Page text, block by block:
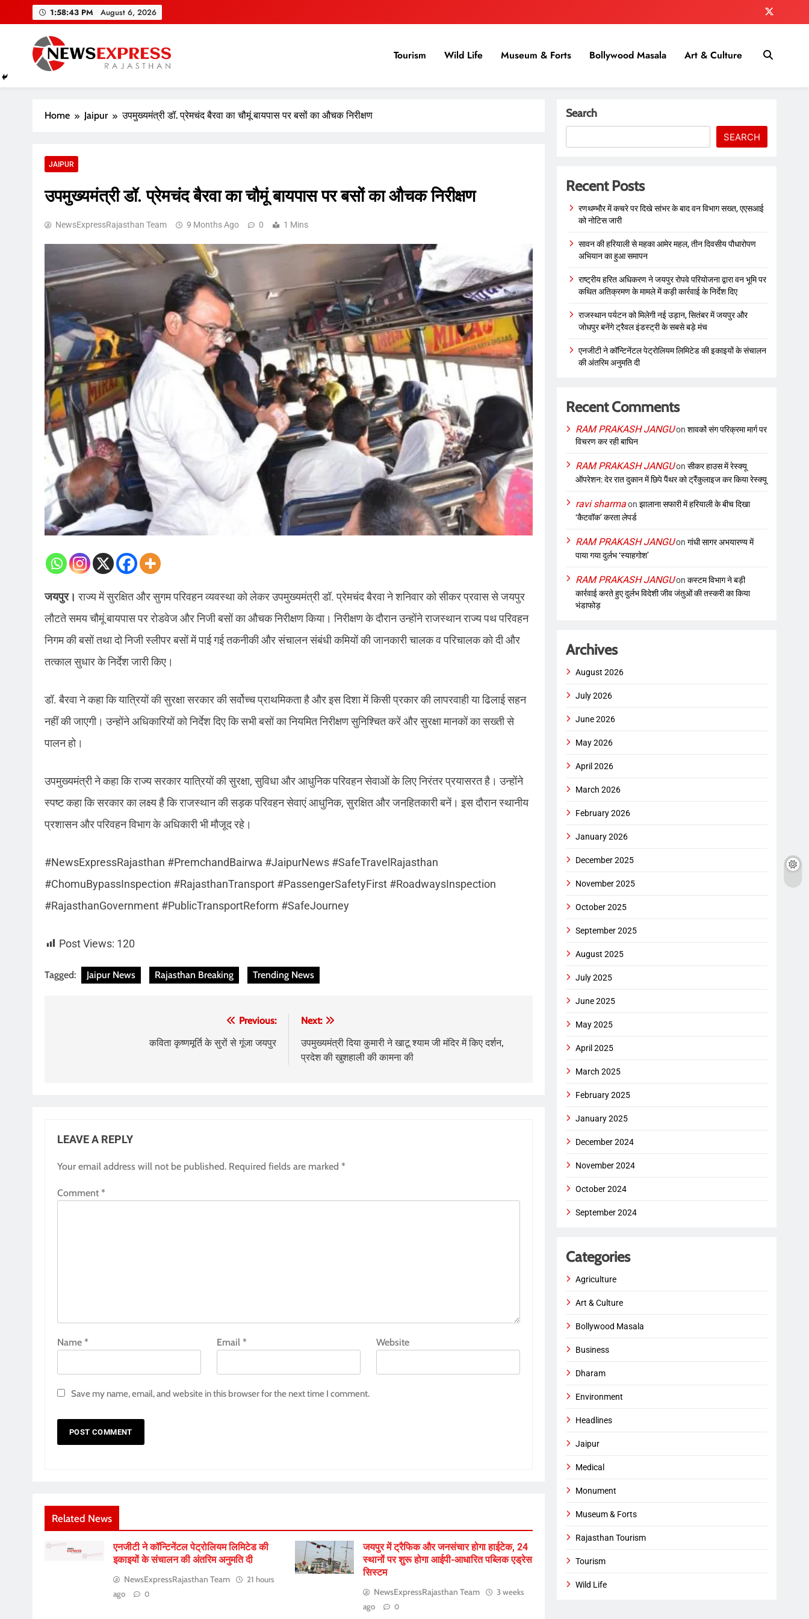
1:58:44 PM August 6, 2026
Tourism Wild Life Museum & Forts Bollywood Masala Art & Culture
Home Jaipur उपमुख्यमंत्री डॉ. प्रेमचंद बैरवा का चौमूं बायपास पर बसों का औचक निरीक्षण
JAIPUR
उपमुख्यमंत्री डॉ. प्रेमचंद बैरवा का चौमूं बायपास पर बसों का औचक निरीक्षण
NewsExpressRajasthan Team 9 Months Ago 0 1 Mins
जयपुर।राज्य में सुरक्षित और सुगम परिवहन व्यवस्था को लेकर उपमुख्यमंत्री डॉ. प्रेमचंद बैरवा ने शनिवार को सीकर प्रवास से जयपुर
लौटते समय चौमूं बायपास पर रोडवेज और निजी बसों का औचक निरीक्षण किया। निरीक्षण के दौरान उन्होंने राजस्थान राज्य पथ परिवहन
निगम की बसों तथा दो निजी स्लीपर बसों में पाई गई तकनीकी और संचालन संबंधी कमियों की जानकारी चालक व परिचालक को दी और
तत्काल सुधार के निर्देश जारी किए।
डॉ. बैरवा ने कहा कि यात्रियों की सुरक्षा सरकार की सर्वोच्च प्राथमिकता है और इस दिशा में किसी प्रकार की लापरवाही या ढिलाई सहन
नहीं की जाएगी। उन्होंने अधिकारियों को निर्देश दिए कि सभी बसों का नियमित निरीक्षण सुनिश्चित करें और सुरक्षा मानकों का सख्ती से
पालन हो।
उपमुख्यमंत्री ने कहा कि राज्य सरकार यात्रियों की सुरक्षा, सुविधा और आधुनिक परिवहन सेवाओं के लिए निरंतर प्रयासरत है। उन्होंने
स्पष्ट कहा कि सरकार का लक्ष्य है कि राजस्थान की सड़क परिवहन सेवाएं आधुनिक, सुरक्षित और जनहितकारी बनें। इस दौरान स्थानीय
प्रशासन और परिवहन विभाग के अधिकारी भी मौजूद रहे।
#NewsExpressRajasthan #PremchandBairwa #JaipurNews #SafeTravelRajasthan
#ChomuBypassInspection #RajasthanTransport #PassengerSafetyFirst #RoadwaysInspection
#RajasthanGovernment #PublicTransportReform #SafeJourney
Post Views: 120
Tagged: Jaipur News Rajasthan Breaking Trending News
Previous:
कविता कृष्णमूर्ति के सुरों से गूंजा जयपुर
Next:
उपमुख्यमंत्री दिया कुमारी ने खाटू श्याम जी मंदिर में किए दर्शन,
प्रदेश की खुशहाली की कामना की
LEAVE A REPLY
Your email address will not be published. Required fields are marked *
Comment *
Name * Email* Website
Save my name, email, and website in this browser for the next time I comment.
Related News
एनजीटी ने कॉन्टिनेंटल पेट्रोलियम लिमिटेड की
इकाइयों के संचालन की अंतरिम अनुमति दी
NewsExpressRajasthan Team
21 hours
ago
0
जयपुर में ट्रैफिक और जनसंचार होगा हाईटेक, 24
स्थानों पर शुरू होगा आईपी-आधारित पब्लिक एड्रेस
सिस्टम
NewsExpressRajasthan Team
3 weeks
ago
0
Search
SEARCH
Recent Posts
रणथम्भौर में कचरे पर दिखे सांभर के बाद वन विभाग सख्त, एएसआई
को नोटिस जारी
सावन की हरियाली से महका आमेर महल, तीन दिवसीय पौधारोपण
अभियान का हुआ समापन
राष्ट्रीय हरित अधिकरण ने जयपुर रोपवे परियोजना द्वारा वन भूमि पर
कथित अतिक्रमण के मामले में कड़ी कार्रवाई के निर्देश दिए
राजस्थान पर्यटन को मिलेगी नई उड़ान, सितंबर में जयपुर और
जोधपुर बनेंगे ट्रैवल इंडस्ट्री के सबसे बड़े मंच
एनजीटी ने कॉन्टिनेंटल पेट्रोलियम लिमिटेड की इकाइयों के संचालन
की अंतरिम अनुमति दी
Recent Comments
RAM PRAKASH JANGUonशावकों संग परिक्रमा मार्ग पर
विचरण कर रही बाघिन
RAM PRAKASH JANGUonसीकर हाउस में रेस्क्यू
ऑपरेशन: देर रात दुकान में छिपे पैंथर को ट्रैंकुलाइज कर किया रेस्क्यू
ravi sharmaonझालाना सफारी में हरियाली के बीच दिखा
‘कैटवॉक’ करता लेपर्ड
RAM PRAKASH JANGUonगांधी सागर अभयारण्य में
पाया गया दुर्लभ ‘स्याहगोश’
RAM PRAKASH JANGUonकस्टम विभाग ने बड़ी
कार्रवाई करते हुए दुर्लभ विदेशी जीव जंतुओं की तस्करी का किया
भंडाफोड़
Archives
August 2026
July 2026
June 2026
May 2026
April 2026
March 2026
February 2026
January 2026
December 2025
November 2025
October 2025
September 2025
August 2025
July 2025
June 2025
May 2025
April 2025
March 2025
February 2025
January 2025
December 2024
November 2024
October 2024
September 2024
Categories
Agriculture
Art & Culture
Bollywood Masala
Business
Dharam
Environment
Headlines
Jaipur
Medical
Monument
Museum & Forts
Rajasthan Tourism
Tourism
Wild Life